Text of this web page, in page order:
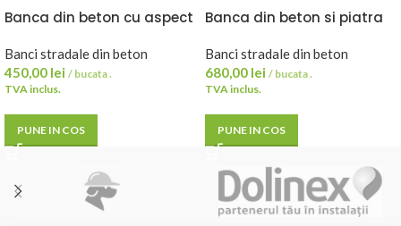
Banca din beton cu aspect
cm Marcos
Banci stradale din beton
450,00 lei / bucata .
TVA inclus.
PUNE IN COS
Banca din beton si piatra
brad – 120x49x35 cm
Banci stradale din beton
680,00 lei / bucata .
TVA inclus.
PUNE IN COS